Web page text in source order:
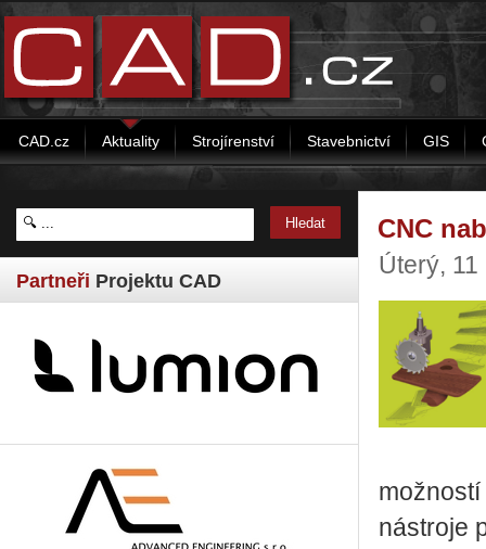
CAD.cz Aktuality Strojírenství Stavebnictví GIS
Partneři Projektu CAD
CNC
Úterý,
nástroje